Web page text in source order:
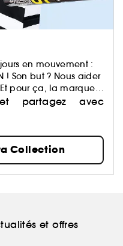
en mouvement :
! Son but ? Nous aider
pour ça, la marque
de produits : du
au parfum, du
Avec pour
performante.
partagez avec
Collection
et offres